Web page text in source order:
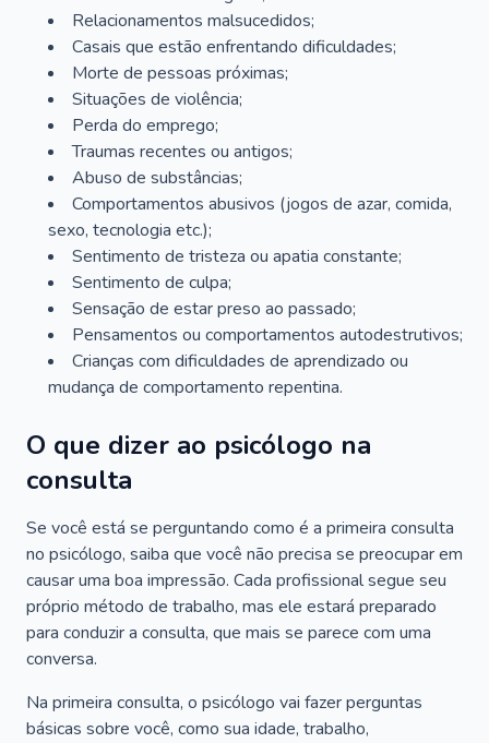
Relacionamentos malsucedidos;
Casais que estão enfrentando dificuldades;
Morte de pessoas próximas;
Situações de violência;
Perda do emprego;
Traumas recentes ou antigos;
Abuso de substâncias;
Comportamentos abusivos (jogos de azar, comida,
sexo, tecnologia etc.);
Sentimento de tristeza ou apatia constante;
Sentimento de culpa;
Sensação de estar preso ao passado;
Pensamentos ou comportamentos autodestrutivos;
Crianças com dificuldades de aprendizado ou
mudança de comportamento repentina.
O que dizer ao psicólogo na
consulta
Se você está se perguntando como é a primeira consulta
no psicólogo, saiba que você não precisa se preocupar em
causar uma boa impressão. Cada profissional segue seu
próprio método de trabalho, mas ele estará preparado
para conduzir a consulta, que mais se parece com uma
conversa.
Na primeira consulta, o psicólogo vai fazer perguntas
básicas sobre você, como sua idade, trabalho,